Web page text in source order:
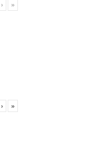
› »
› »